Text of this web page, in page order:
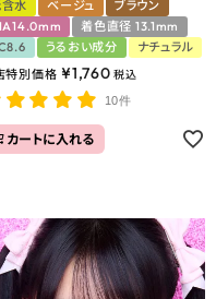
水
ベージュ
ブラウン
着色直径 13.1mm
うるおい成分
ナチュラル
特別価格 ¥1,760 税込
10件
カートに入れる